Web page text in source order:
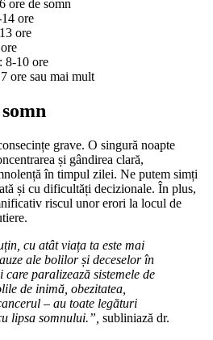
ore de somn
ore
ore
8-10 ore
ore sau mai mult
grave. O singură noapte
și gândirea clară,
în timpul zilei. Ne putem simți
și cu dificultăți decizionale. În plus,
riscul unor erori la locul de
cu atât viața ta este mai
ale bolilor și deceselor în
paralizează sistemele de
de inimă, obezitatea,
– au toate legături
lipsa somnului.”, subliniază dr.